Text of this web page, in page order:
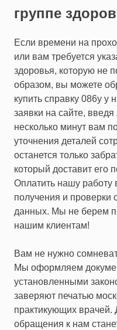
группе
Если времени на
или вам требуется
здоровья, которую не
образом, вы можете
купить справку 086у у
заявки на сайте,
несколько минут вам
уточнения деталей
останется только
который доставит его
Оплатить нашу
получения и проверки
данных. Мы не берем
нашим клиентам!
Вам не нужно
Мы оформляем
установленными
заверяют печатью
практикующих
обращения к нам